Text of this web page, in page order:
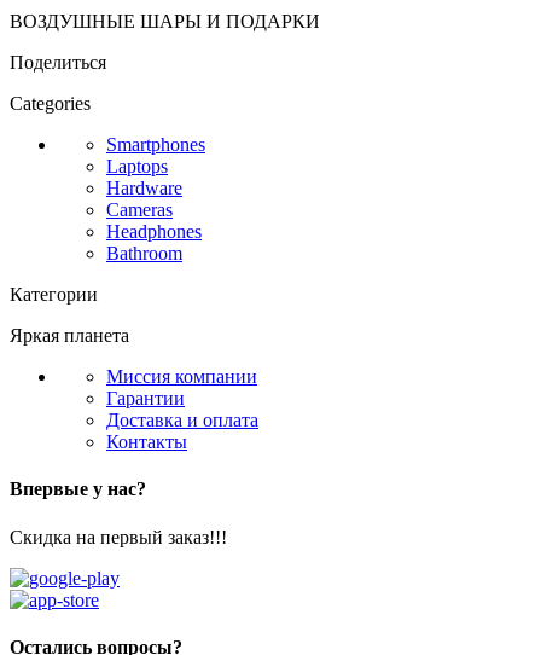
ВОЗДУШНЫЕ ШАРЫ И ПОДАРКИ
Поделиться
Categories
Smartphones
Laptops
Hardware
Cameras
Headphones
Bathroom
Категории
Яркая планета
Миссия компании
Гарантии
Доставка и оплата
Контакты
Впервые у нас?
Скидка на первый заказ!!!
Остались вопросы?